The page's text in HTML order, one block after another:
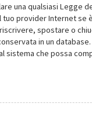
una qualsiasi Legge
tuo provider Internet se
spostare o
in un
sistema che possa